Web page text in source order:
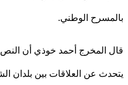
الوطني.
المخرج أحمد خوذي أن النص
عن العلاقات بين بلدان الشمال